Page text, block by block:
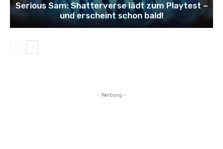
Serious Sam: Shatterverse lädt zum Playtest –
und erscheint schon bald!
- Werbung -